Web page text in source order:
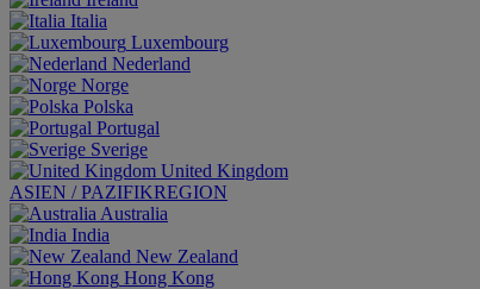
Italia
Luxembourg
Nederland
Norge
Polska
Portugal
Sverige
United Kingdom
ASIEN / PAZIFIKREGION
Australia
India
New Zealand
Hong Kong